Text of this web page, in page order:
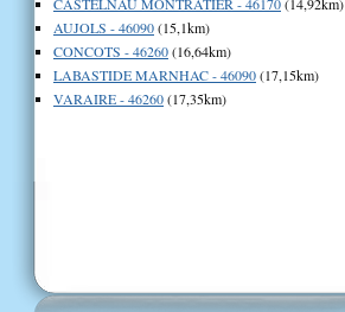
AUJOLS - 46090(15,1km)
CONCOTS - 46260(16,64km)
LABASTIDE MARNHAC - 46090(17,15km)
VARAIRE - 46260(17,35km)